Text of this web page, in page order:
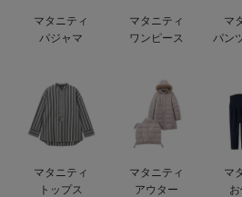
保育園・入園準備特集
ファルスカ
デロンギ
マタニティ
パジャマ
マタニティ
ワンピース
マ
パン
マタニティ
トップス
マタニティ
アウター
マ